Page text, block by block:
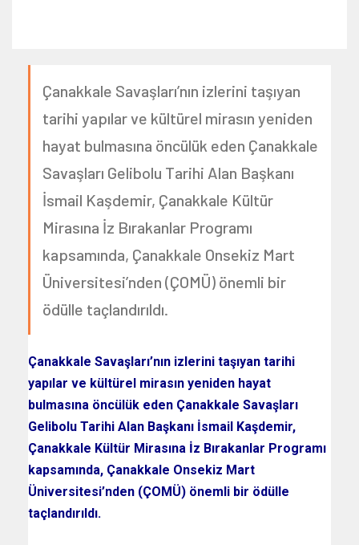
Çanakkale Savaşları’nın izlerini taşıyan
tarihi yapılar ve kültürel mirasın yeniden
hayat bulmasına öncülük eden Çanakkale
Savaşları Gelibolu Tarihi Alan Başkanı
İsmail Kaşdemir, Çanakkale Kültür
Mirasına İz Bırakanlar Programı
kapsamında, Çanakkale Onsekiz Mart
Üniversitesi’nden (ÇOMÜ) önemli bir
ödülle taçlandırıldı.
Çanakkale Savaşları’nın izlerini taşıyan tarihi
yapılar ve kültürel mirasın yeniden hayat
bulmasına öncülük eden Çanakkale Savaşları
Gelibolu Tarihi Alan Başkanı İsmail Kaşdemir,
Çanakkale Kültür Mirasına İz Bırakanlar Programı
kapsamında, Çanakkale Onsekiz Mart
Üniversitesi’nden (ÇOMÜ) önemli bir ödülle
taçlandırıldı.